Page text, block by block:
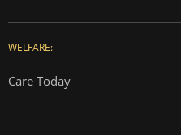
WELFARE:
Care Today